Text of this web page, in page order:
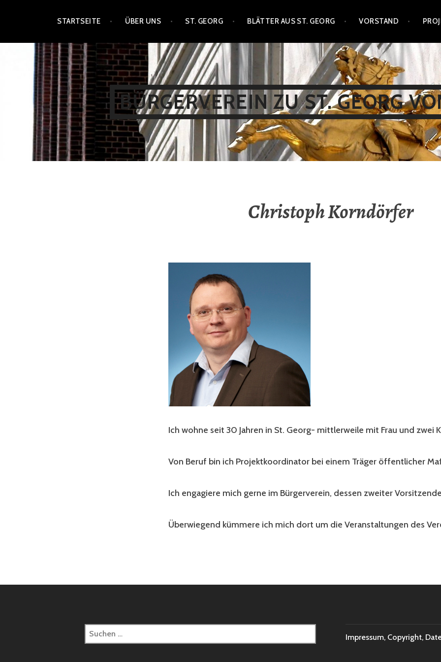
springen
STARTSEITE ÜBER UNS ST. GEORG BLÄTTER AUS ST. GEORG VORSTAND
BÜRGERVEREIN ZU ST. GEORG
Christoph Korndörfer
Ich wohne seit 30 Jahren in St. Georg- mittlerweile mit Frau und zwei
Von Beruf bin ich Projektkoordinator bei einem Träger öffentlicher
Ich engagiere mich gerne im Bürgerverein, dessen zweiter
Überwiegend kümmere ich mich dort um die Veranstaltungen des
Suchen
nach:
Impressum, Copyright,